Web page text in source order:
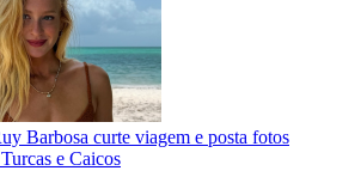
Barbosa curte viagem e posta fotos
e Caicos